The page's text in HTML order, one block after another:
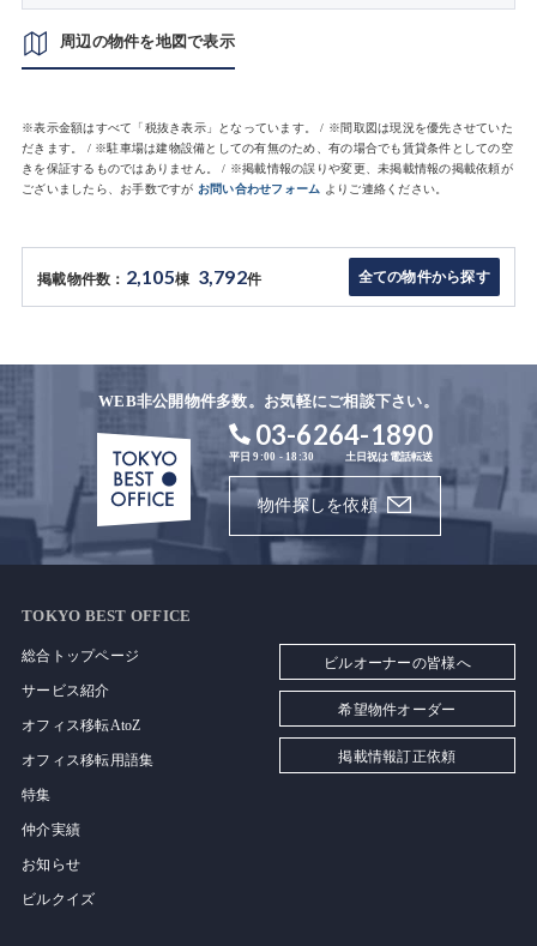
周辺の物件を地図で表示
※表示金額はすべて「税抜き表示」となっています。 / ※間取図は現況を優先させていた
だきます。 / ※駐車場は建物設備としての有無のため、有の場合でも賃貸条件としての空
きを保証するものではありません。 / ※掲載情報の誤りや変更、未掲載情報の掲載依頼が
ございましたら、お手数ですが お問い合わせフォーム よりご連絡ください。
掲載物件数： 2,105棟 3,792件 全ての物件から探す
WEB非公開物件多数。お気軽にご相談下さい。
03-6264-1890
平日 9:00 - 18:30 土日祝は電話転送
物件探しを依頼
TOKYO BEST OFFICE
総合トップページ
サービス紹介
オフィス移転AtoZ
オフィス移転用語集
特集
仲介実績
お知らせ
ビルクイズ
ビルオーナーの皆様へ
希望物件オーダー
掲載情報訂正依頼